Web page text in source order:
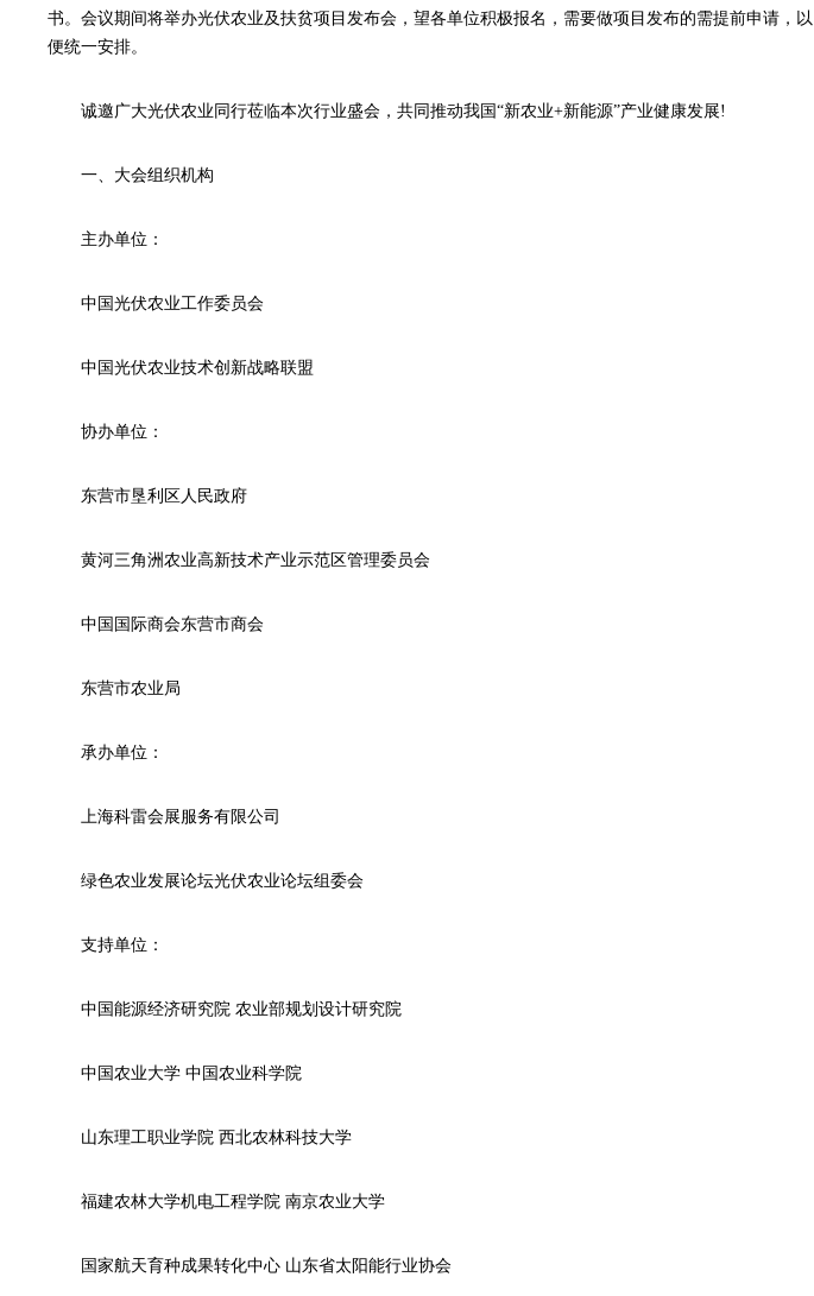
书。会议期间将举办光伏农业及扶贫项目发布会，望各单位积极报名，需要做项目发布的需提前申请，以
便统一安排。
诚邀广大光伏农业同行莅临本次行业盛会，共同推动我国“新农业+新能源”产业健康发展!
一、大会组织机构
主办单位：
中国光伏农业工作委员会
中国光伏农业技术创新战略联盟
协办单位：
东营市垦利区人民政府
黄河三角洲农业高新技术产业示范区管理委员会
中国国际商会东营市商会
东营市农业局
承办单位：
上海科雷会展服务有限公司
绿色农业发展论坛光伏农业论坛组委会
支持单位：
中国能源经济研究院 农业部规划设计研究院
中国农业大学 中国农业科学院
山东理工职业学院 西北农林科技大学
福建农林大学机电工程学院 南京农业大学
国家航天育种成果转化中心 山东省太阳能行业协会